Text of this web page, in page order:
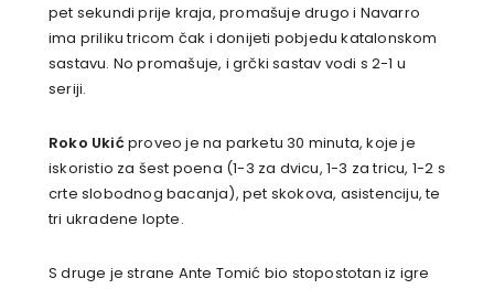
pet sekundi prije kraja, promašuje drugo i Navarro
ima priliku tricom čak i donijeti pobjedu katalonskom
sastavu. No promašuje, i grčki sastav vodi s 2-1 u
seriji.
Roko Ukićproveo je na parketu 30 minuta, koje je
iskoristio za šest poena (1-3 za dvicu, 1-3 za tricu, 1-2 s
crte slobodnog bacanja), pet skokova, asistenciju, te
tri ukradene lopte.
S druge je strane Ante Tomić bio stopostotan iz igre